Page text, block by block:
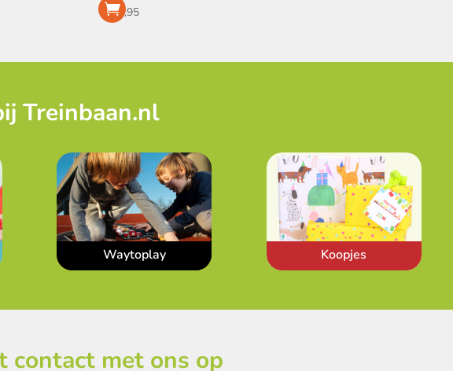
€34,95
Treinbaan.nl
Waytoplay Koopjes
contact met ons op